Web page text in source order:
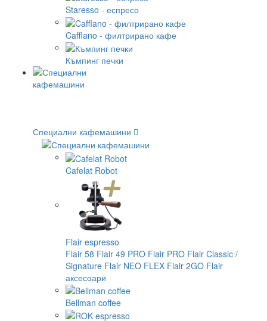
Staresso - еспресо
Cafflano - филтрирано кафе
Къмпинг печки
Специални кафемашини
Cafelat Robot
Flair espresso
Flair 58 Flair 49 PRO Flair PRO Flair Classic /
Signature Flair NEO FLEX Flair 2GO Flair
аксесоари
Bellman coffee